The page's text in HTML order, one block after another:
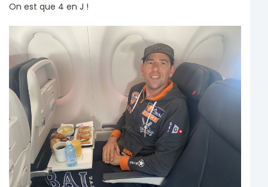
On est que 4 en J !